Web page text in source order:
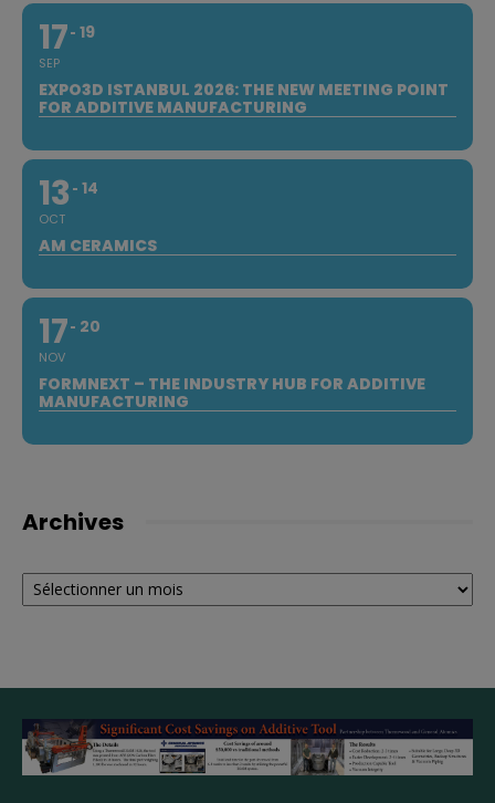
17
SEP
19
EXPO3D ISTANBUL 2026: THE NEW MEETING POINT
FOR ADDITIVE MANUFACTURING
13
OCT
14
AM CERAMICS
17
NOV
20
FORMNEXT – THE INDUSTRY HUB FOR ADDITIVE
MANUFACTURING
Archives
Archives